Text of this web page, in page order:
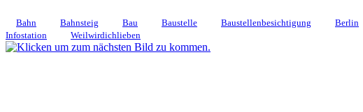
Bahn Bahnsteig Bau Baustelle Baustellenbesichtigung Berlin
Infostation
Weilwirdichlieben